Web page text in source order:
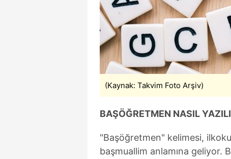
(Kaynak: Takvim Foto Arşiv)
BAŞÖĞRETMEN NASIL
"Başöğretmen" kelimesi,
başmuallim anlamına geliyor.